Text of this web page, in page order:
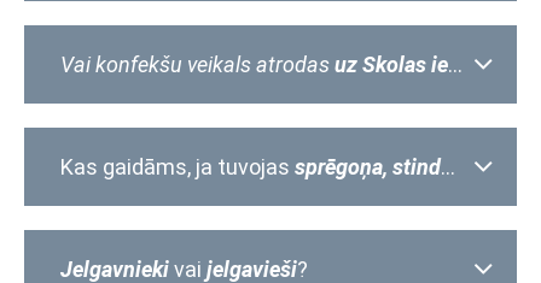
Vai konfekšu veikals atrodasuz Skolas ielas vai
Kas gaidāms, ja tuvojas sprēgoņa, stindzenis
Jelgavniekivai jelgavieši?